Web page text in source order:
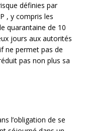
définies par
, y compris les
quarantaine de 10
jours aux autorités
ne permet pas de
pas non plus sa
l’obligation de se